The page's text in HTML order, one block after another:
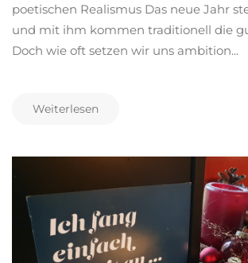
poetischen Realismus Das neue Jahr
und mit ihm kommen traditionell die
Doch wie oft setzen wir uns ambition...
Weiterlesen